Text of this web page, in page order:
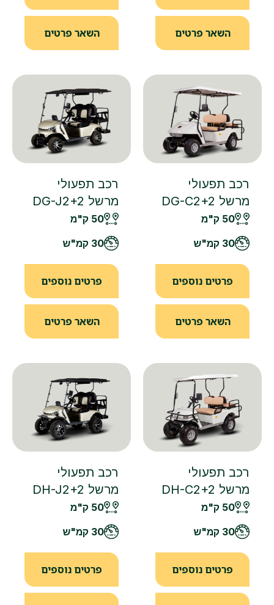
השאר פרטים השאר פרטים
רכב תפעולי
מרשל DG-C2+2
50 ק"מ
30 קמ"ש
פרטים נוספים
השאר פרטים
רכב תפעולי
מרשל DG-J2+2
50 ק"מ
30 קמ"ש
פרטים נוספים
השאר פרטים
רכב תפעולי
מרשל DH-C2+2
50 ק"מ
30 קמ"ש
פרטים נוספים
רכב תפעולי
מרשל DH-J2+2
50 ק"מ
30 קמ"ש
פרטים נוספים